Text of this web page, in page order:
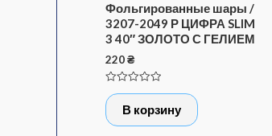
Фольгированные шары /
3207-2049 Р ЦИФРА SLIM
3 40″ ЗОЛОТО С ГЕЛИЕМ
220₴
Оценка
0
5
В корзину